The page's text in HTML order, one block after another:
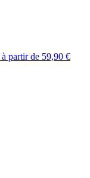
à partir de 59,90 €